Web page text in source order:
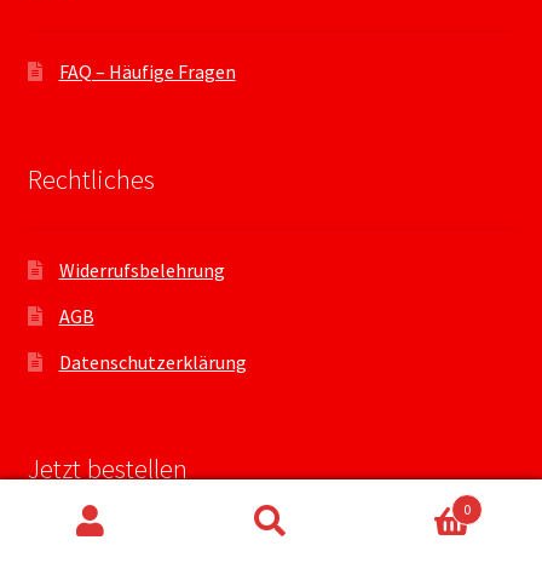
FAQ – Häufige Fragen
Rechtliches
Widerrufsbelehrung
AGB
Datenschutzerklärung
Jetzt bestellen
0